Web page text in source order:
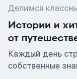
Делимся
Истории и
от
Каждый день
собственные